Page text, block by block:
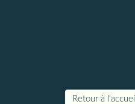
Retour à l'accueil